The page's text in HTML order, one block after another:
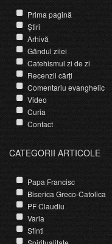
Prima pagină
Știri
Arhivă
Gândul zilei
Catehismul zi de zi
Recenzii cărți
Comentariu evanghelic
Video
Curia
Contact
CATEGORII ARTICOLE
Papa Francisc
Biserica Greco-Catolica
PF Claudiu
Varia
Sfinti